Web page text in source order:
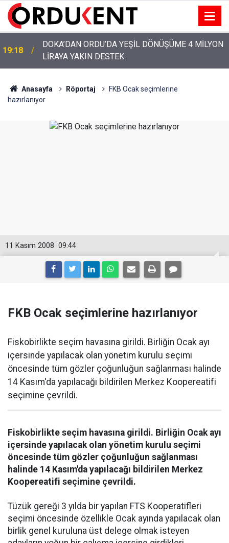
19:18
DOKA’DAN ORDU’DA YEŞİL DÖNÜŞÜME 4 MİLYON
LİRAYA YAKIN DESTEK
12:46
YENİ PARTİ’NİN ORDU’DAKİ 69 KİŞİLİK KURUCU
KADROSU AÇIKLANDI
Anasayfa Röportaj
FKB Ocak seçimlerine
hazırlanıyor
09:44
11 Kasım 2008
FKB Ocak seçimlerine hazırlanıyor
Fiskobirlikte seçim havasına girildi. Birliğin Ocak ayı
içersinde yapılacak olan yönetim kurulu seçimi
öncesinde tüm gözler çoğunluğun sağlanması halinde
14 Kasım'da yapılacağı bildirilen Merkez Koopereatifi
seçimine çevrildi.
Fiskobirlikte seçim havasına girildi. Birliğin Ocak ayı
içersinde yapılacak olan yönetim kurulu seçimi
öncesinde tüm gözler çoğunluğun sağlanması
halinde 14 Kasım'da yapılacağı bildirilen Merkez
Koopereatifi seçimine çevrildi.
Tüzük gereği 3 yılda bir yapılan FTS Kooperatifleri
seçimi öncesinde özellikle Ocak ayında yapılacak olan
birlik genel kuruluna üst delege olmak isteyen